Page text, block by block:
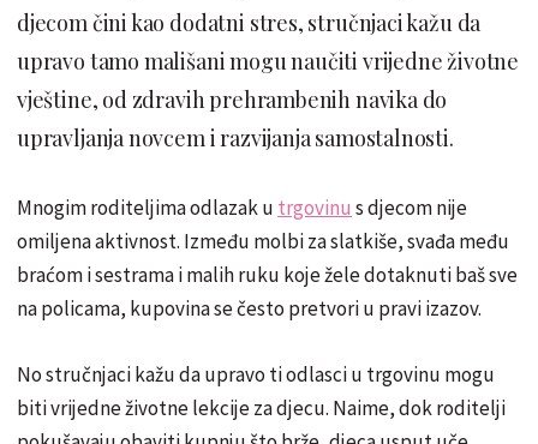
djecom čini kao dodatni stres, stručnjaci kažu da
upravo tamo mališani mogu naučiti vrijedne životne
vještine, od zdravih prehrambenih navika do
upravljanja novcem i razvijanja samostalnosti.
Mnogim roditeljima odlazak u trgovinu s djecom nije
omiljena aktivnost. Između molbi za slatkiše, svađa među
braćom i sestrama i malih ruku koje žele dotaknuti baš sve
na policama, kupovina se često pretvori u pravi izazov.
No stručnjaci kažu da upravo ti odlasci u trgovinu mogu
biti vrijedne životne lekcije za djecu. Naime, dok roditelji